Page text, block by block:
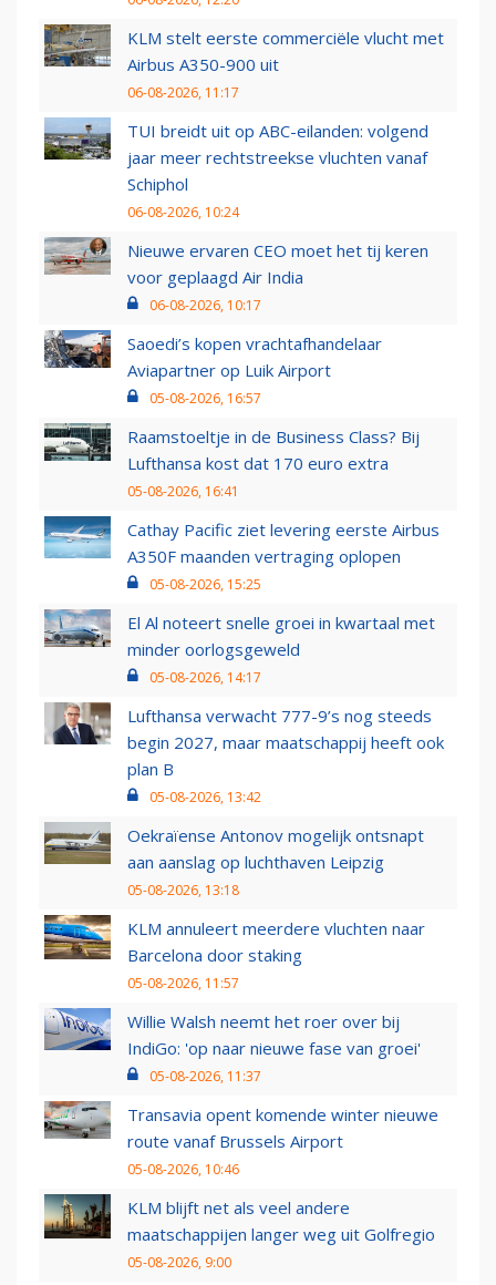
KLM stelt eerste commerciële vlucht met
Airbus A350-900 uit
06-08-2026, 11:17
TUI breidt uit op ABC-eilanden: volgend
jaar meer rechtstreekse vluchten vanaf
Schiphol
06-08-2026, 10:24
Nieuwe ervaren CEO moet het tij keren
voor geplaagd Air India
06-08-2026, 10:17
Saoedi’s kopen vrachtafhandelaar
Aviapartner op Luik Airport
05-08-2026, 16:57
Raamstoeltje in de Business Class? Bij
Lufthansa kost dat 170 euro extra
05-08-2026, 16:41
Cathay Pacific ziet levering eerste Airbus
A350F maanden vertraging oplopen
05-08-2026, 15:25
El Al noteert snelle groei in kwartaal met
minder oorlogsgeweld
05-08-2026, 14:17
Lufthansa verwacht 777-9’s nog steeds
begin 2027, maar maatschappij heeft ook
plan B
05-08-2026, 13:42
Oekraïense Antonov mogelijk ontsnapt
aan aanslag op luchthaven Leipzig
05-08-2026, 13:18
KLM annuleert meerdere vluchten naar
Barcelona door staking
05-08-2026, 11:57
Willie Walsh neemt het roer over bij
IndiGo: 'op naar nieuwe fase van groei'
05-08-2026, 11:37
Transavia opent komende winter nieuwe
route vanaf Brussels Airport
05-08-2026, 10:46
KLM blijft net als veel andere
maatschappijen langer weg uit Golfregio
05-08-2026, 9:00